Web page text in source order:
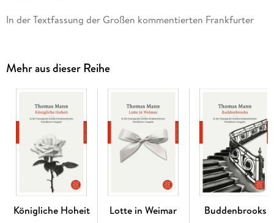
In der Textfassung der Großen kommentierten Frankfurter
Mehr aus dieser Reihe
Königliche Hoheit
Lotte in Weimar
Buddenbrooks